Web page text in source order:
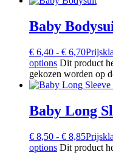
Baby
€ 6,40 - € 6,70
options Dit product
gekozen worden op
Baby Long
€ 8,50 - € 8,85
options Dit product